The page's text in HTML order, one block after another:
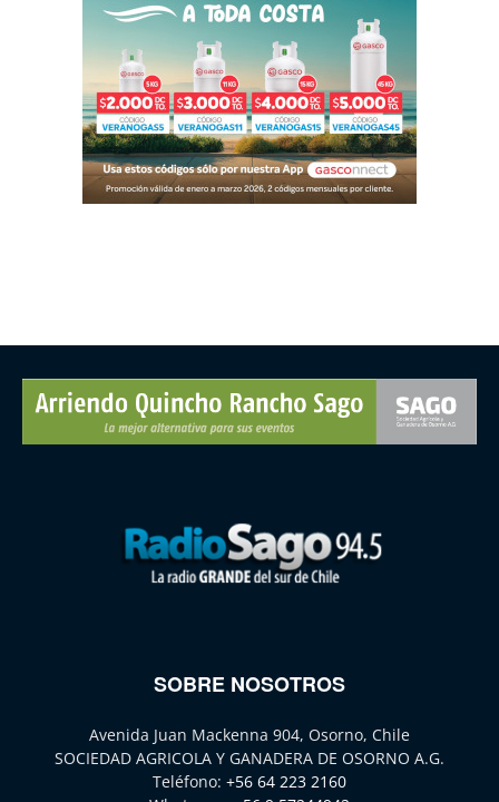
SOBRE NOSOTROS
Avenida Juan Mackenna 904, Osorno, Chile
SOCIEDAD AGRICOLA Y GANADERA DE OSORNO A.G.
Teléfono: +56 64 223 2160